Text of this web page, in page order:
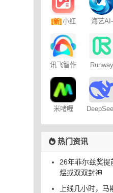
[新] 小红
记
海艺AI-
讯飞智作 Runway
米啫喱
热门资讯
26年菲尔兹奖提
煜或双双封神
上线几小时，